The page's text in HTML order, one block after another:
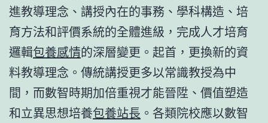
進教導理念、講授內在的事務、學科構造、培
育方法和評價系統的全體進級，完成人才培育
邏輯包養感情的深層變更。起首，更換新的資
料教導理念。傳統講授更多以常識教授為中
間，而數智時期加倍重視才能晉陞、價值塑造
和立異思想培養包養站長 。各類院校應以數智